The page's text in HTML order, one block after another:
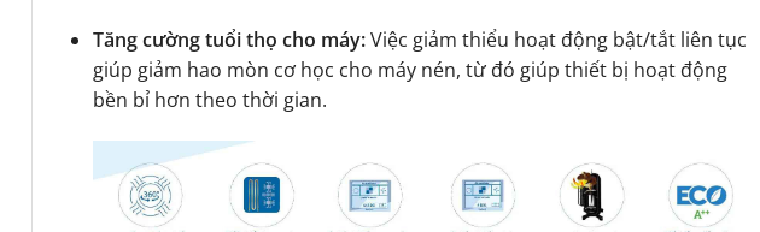
Tăng cường tuổi thọ cho máy:Việc giảm thiểu hoạt động bật/tắt liên tục
giúp giảm hao mòn cơ học cho máy nén, từ đó giúp thiết bị hoạt động
bền bỉ hơn theo thời gian.